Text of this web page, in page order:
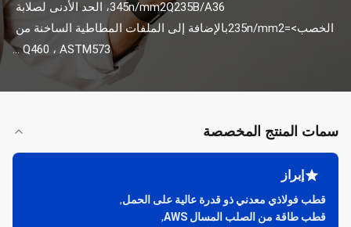
Q460 ، ASTM573 ...
سمات المنتج المخصصة
إبراز
قطب فولاذي معدني ذو قدرة عالية على الحمل,
قطب طاقة من الصلب المسال AWS
,